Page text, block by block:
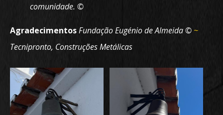
comunidade. ©
AgradecimentosFundação Eugénio de Almeida © ~
Tecnipronto, Construções Metálicas